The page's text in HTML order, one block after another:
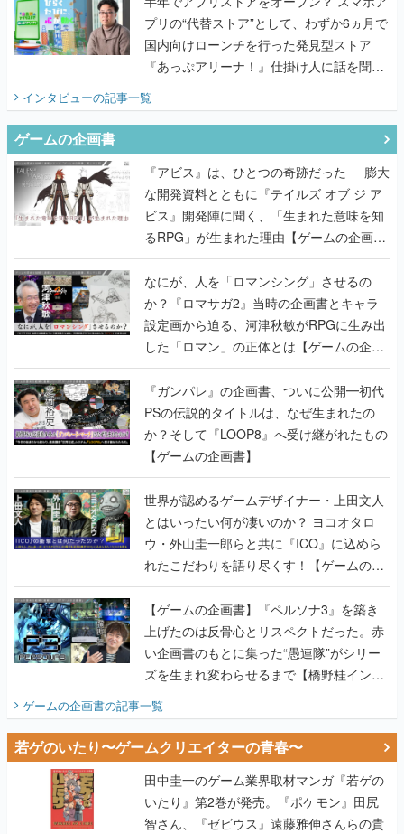
プリの“代替ストア”として、わずか6ヵ月で
国内向けローンチを行った発見型ストア
『あっぷアリーナ！』仕掛け人に話を聞い
インタビューの記事一覧
ゲームの企画書
『アビス』は、ひとつの奇跡だった──膨大
な開発資料とともに『テイルズ オブ ジ ア
ビス』開発陣に聞く、「生まれた意味を知
るRPG」が生まれた理由【ゲームの企画
書】
なにが、人を「ロマンシング」させるの
か？『ロマサガ2』当時の企画書とキャラ
設定画から迫る、河津秋敏がRPGに生み出
した「ロマン」の正体とは【ゲームの企画
書】
『ガンパレ』の企画書、ついに公開━初代
PSの伝説的タイトルは、なぜ生まれたの
か？そして『LOOP8』へ受け継がれたもの
【ゲームの企画書】
世界が認めるゲームデザイナー・上田文人
とはいったい何が凄いのか？ ヨコオタロ
ウ・外山圭一郎らと共に『ICO』に込めら
れたこだわりを語り尽くす！【ゲームの企
画書】
【ゲームの企画書】『ペルソナ3』を築き
上げたのは反骨心とリスペクトだった。赤
い企画書のもとに集った“愚連隊”がシリー
ズを生まれ変わらせるまで【橋野桂インタ
ゲームの企画書の記事一覧
若ゲのいたり〜ゲームクリエイターの青春〜
田中圭一のゲーム業界取材マンガ『若ゲの
いたり』第2巻が発売。『ポケモン』田尻
智さん、『ゼビウス』遠藤雅伸さんらの貴